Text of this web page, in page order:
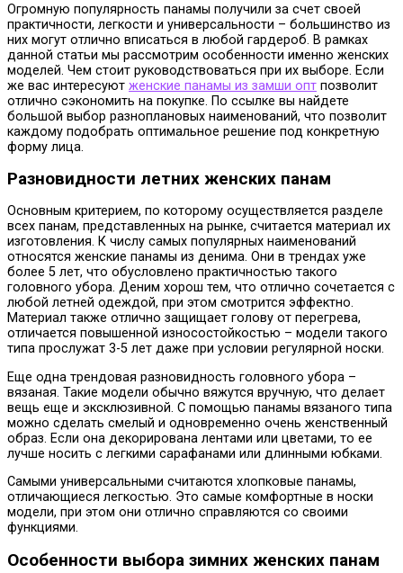
Огромную популярность панамы получили за счет своей
практичности, легкости и универсальности – большинство из
них могут отлично вписаться в любой гардероб. В рамках
данной статьи мы рассмотрим особенности именно женских
моделей. Чем стоит руководствоваться при их выборе. Если
же вас интересуют женские панамы из замши опт позволит
отлично сэкономить на покупке. По ссылке вы найдете
большой выбор разноплановых наименований, что позволит
каждому подобрать оптимальное решение под конкретную
форму лица.
Разновидности летних женских панам
Основным критерием, по которому осуществляется разделе
всех панам, представленных на рынке, считается материал их
изготовления. К числу самых популярных наименований
относятся женские панамы из денима. Они в трендах уже
более 5 лет, что обусловлено практичностью такого
головного убора. Деним хорош тем, что отлично сочетается с
любой летней одеждой, при этом смотрится эффектно.
Материал также отлично защищает голову от перегрева,
отличается повышенной износостойкостью – модели такого
типа прослужат 3-5 лет даже при условии регулярной носки.
Еще одна трендовая разновидность головного убора –
вязаная. Такие модели обычно вяжутся вручную, что делает
вещь еще и эксклюзивной. С помощью панамы вязаного типа
можно сделать смелый и одновременно очень женственный
образ. Если она декорирована лентами или цветами, то ее
лучше носить с легкими сарафанами или длинными юбками.
Самыми универсальными считаются хлопковые панамы,
отличающиеся легкостью. Это самые комфортные в носки
модели, при этом они отлично справляются со своими
функциями.
Особенности выбора зимних женских панам